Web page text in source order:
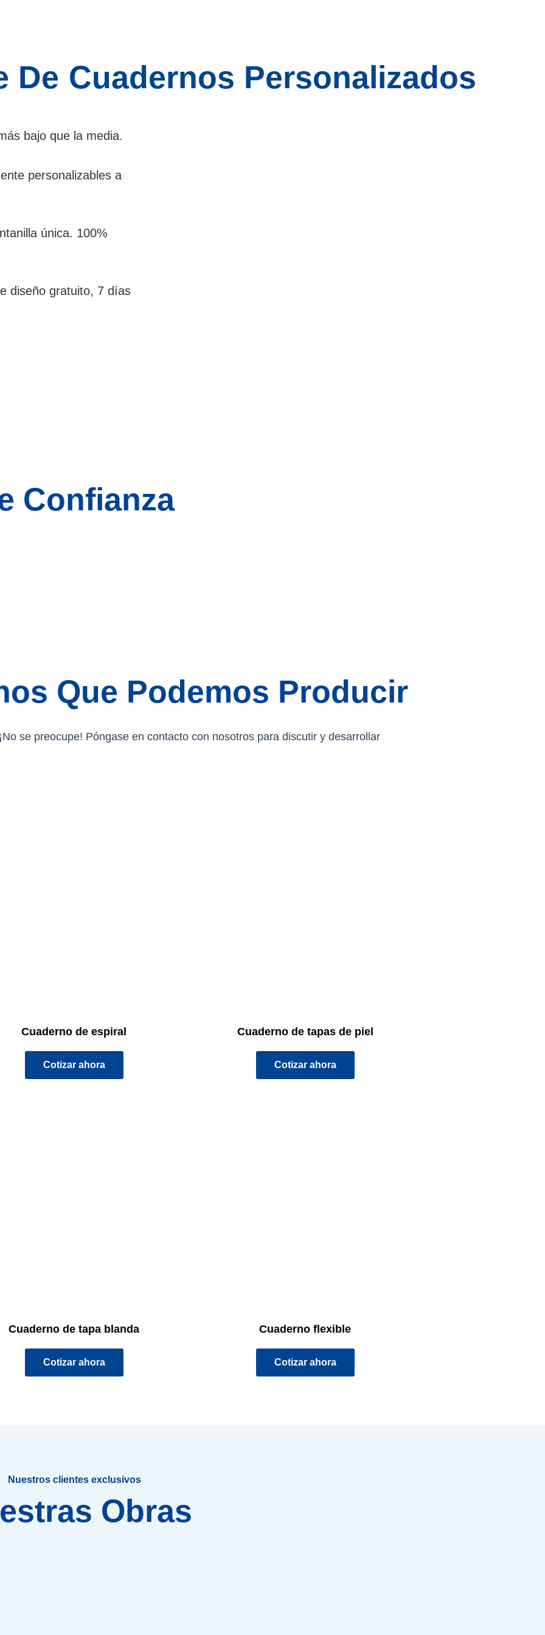
De Cuadernos Personalizados
bajo que la media.
personalizables a
única. 100%
diseño gratuito, 7 días
Confianza
Que Podemos Producir
se preocupe! Póngase en contacto con nosotros para discutir y desarrollar
Cuaderno de espiral
Cotizar ahora
Cuaderno de tapas de piel
Cotizar ahora
Cuaderno de tapa blanda
Cotizar ahora
Cuaderno flexible
Cotizar ahora
Nuestros clientes exclusivos
Obras